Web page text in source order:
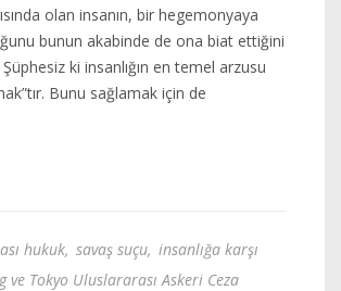
olan insanın, bir hegemonyaya
bunun akabinde de ona biat ettiğini
ki insanlığın en temel arzusu
Bunu sağlamak için de
hukuk, savaş suçu, insanlığa karşı
ve Tokyo Uluslararası Askeri Ceza